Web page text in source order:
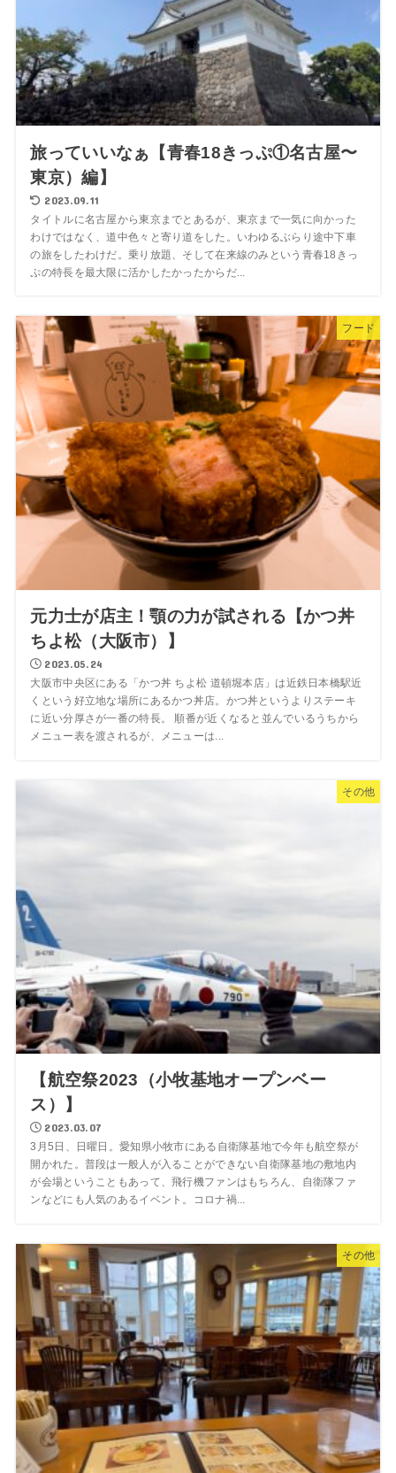
旅っていいなぁ【青春18きっぷ①名古屋〜
東京）編】
2023.09.11
タイトルに名古屋から東京までとあるが、東京まで一気に向かった
わけではなく、道中色々と寄り道をした。いわゆるぶらり途中下車
の旅をしたわけだ。乗り放題、そして在来線のみという青春18きっ
ぷの特長を最大限に活かしたかったからだ...
フード
元力士が店主！顎の力が試される【かつ丼
ちよ松（大阪市）】
2023.05.24
大阪市中央区にある「かつ丼 ちよ松 道頓堀本店」は近鉄日本橋駅近
くという好立地な場所にあるかつ丼店。かつ丼というよりステーキ
に近い分厚さが一番の特長。 順番が近くなると並んでいるうちから
メニュー表を渡されるが、メニューは...
その他
【航空祭2023（小牧基地オープンベー
ス）】
2023.03.07
3月5日、日曜日。愛知県小牧市にある自衛隊基地で今年も航空祭が
開かれた。普段は一般人が入ることができない自衛隊基地の敷地内
が会場ということもあって、飛行機ファンはもちろん、自衛隊ファ
ンなどにも人気のあるイベント。コロナ禍...
その他